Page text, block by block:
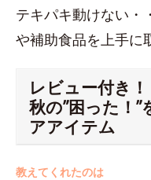
テキパキ動けない・
や補助食品を上手に
レビュー付き！
秋の”困った！
アアイテム
教えてくれたのは